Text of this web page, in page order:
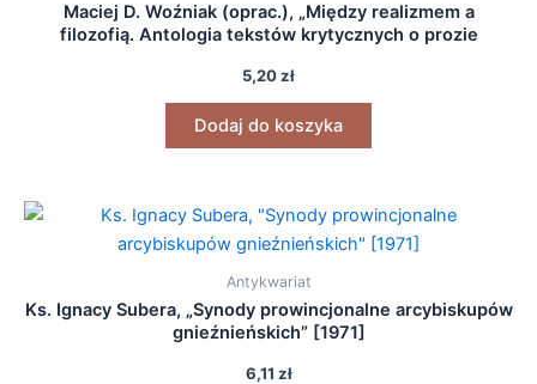
Maciej D. Woźniak (oprac.), „Między realizmem a
filozofią. Antologia tekstów krytycznych o prozie
5,20zł
Dodaj do koszyka
Antykwariat
Ks. Ignacy Subera, „Synody prowincjonalne arcybiskupów
gnieźnieńskich” [1971]
6,11 zł